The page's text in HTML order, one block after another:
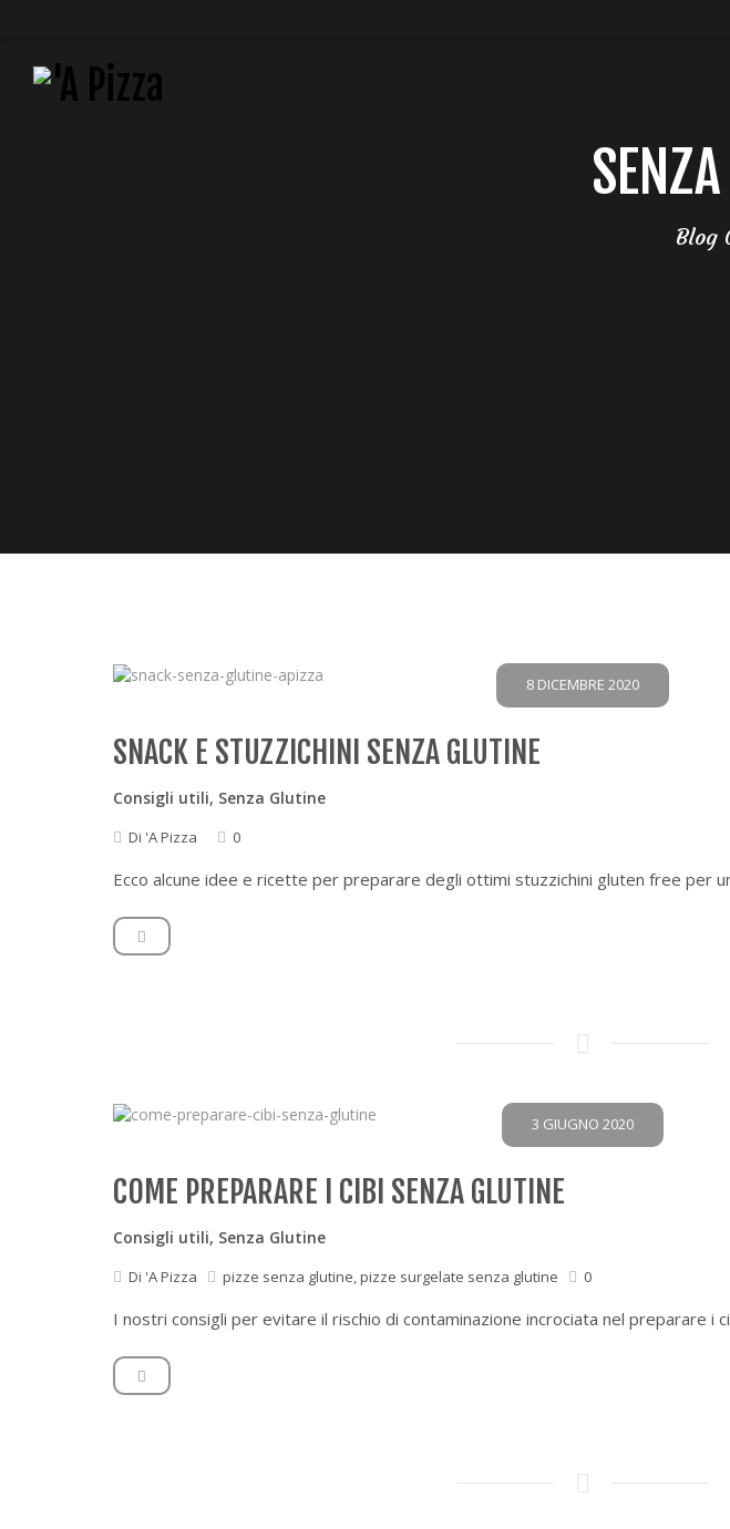
Blog
8 DICEMBRE 2020
SNACK E STUZZICHINI SENZA GLUTINE
Consigli utili, Senza Glutine
Di 'A Pizza 0
Ecco alcune idee e ricette per preparare degli ottimi stuzzichini gluten free per
3 GIUGNO 2020
COME PREPARARE I CIBI SENZA GLUTINE
Consigli utili, Senza Glutine
Di 'A Pizza pizze senza glutine,pizze surgelate senza glutine 0
I nostri consigli per evitare il rischio di contaminazione incrociata nel preparare i